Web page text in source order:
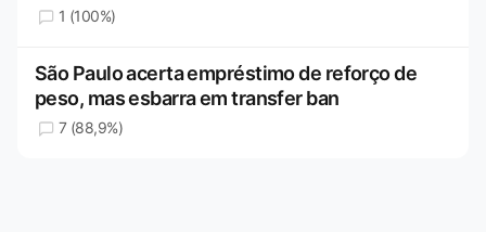
1 (100%)
São Paulo acerta empréstimo de reforço de
peso, mas esbarra em transfer ban
7 (88,9%)